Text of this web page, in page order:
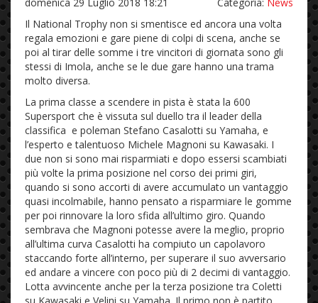
Il National Trophy non si smentisce ed ancora una volta
regala emozioni e gare piene di colpi di scena, anche se
poi al tirar delle somme i tre vincitori di giornata sono gli
stessi di Imola, anche se le due gare hanno una trama
molto diversa.
La prima classe a scendere in pista è stata la 600
Supersport che è vissuta sul duello tra il leader della
classifica e poleman Stefano Casalotti su Yamaha, e
l’esperto e talentuoso Michele Magnoni su Kawasaki. I
due non si sono mai risparmiati e dopo essersi scambiati
più volte la prima posizione nel corso dei primi giri,
quando si sono accorti di avere accumulato un vantaggio
quasi incolmabile, hanno pensato a risparmiare le gomme
per poi rinnovare la loro sfida all’ultimo giro. Quando
sembrava che Magnoni potesse avere la meglio, proprio
all’ultima curva Casalotti ha compiuto un capolavoro
staccando forte all’interno, per superare il suo avversario
ed andare a vincere con poco più di 2 decimi di vantaggio.
Lotta avvincente anche per la terza posizione tra Coletti
su Kawasaki e Velini su Yamaha. Il primo non è partito